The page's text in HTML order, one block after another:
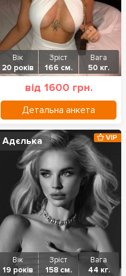
Вік
20 років
Зріст
166 см.
Вага
50 кг.
від 1600 грн.
Детальна анкета
Адєлька
Вік
19 років
Зріст
158 см.
Вага
44 кг.
VIP